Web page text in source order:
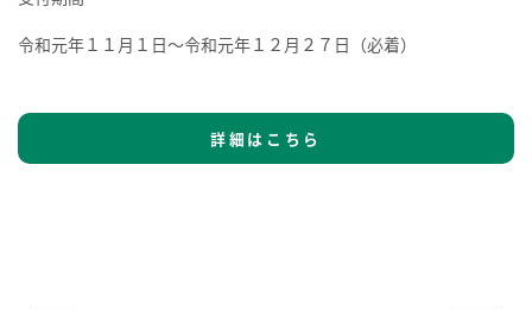
令和元年１１月１日～令和元年１２月２７日（必着）
詳細はこちら